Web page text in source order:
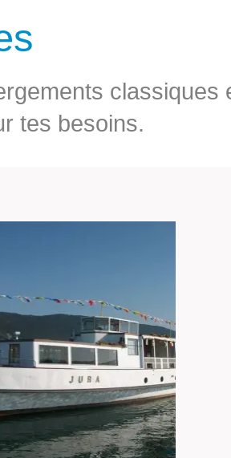
classiques
tes besoins.